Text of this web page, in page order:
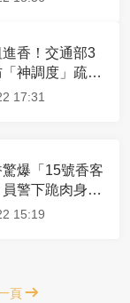
香！交通部3
神調度」疏運
17:31
爆「15號香客
警下跪肉身擋
過
15:19
頁